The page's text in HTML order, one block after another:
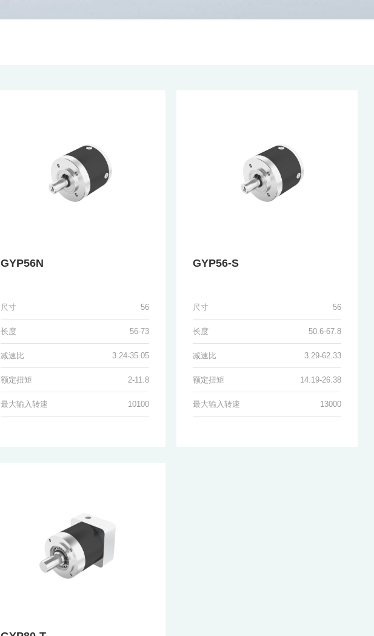
GYP56N
尺寸 56
长度 56-73
减速比 3.24-35.05
额定扭矩 2-11.8
最大输入转速 10100
GYP56-S
尺寸 56
长度 50.6-67.8
减速比 3.29-62.33
额定扭矩 14.19-26.38
最大输入转速 13000